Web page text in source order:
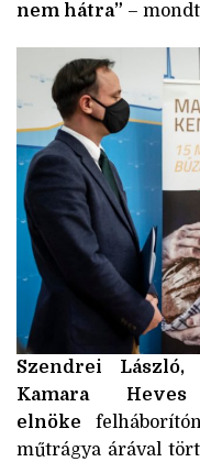
nem hátra” –
Szendrei László,
Kamara
elnöke
műtrágya árával